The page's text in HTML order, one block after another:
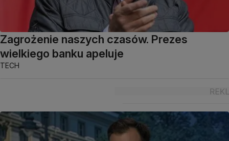
Zagrożenie naszych czasów. Prezes
wielkiego banku apeluje
TECH